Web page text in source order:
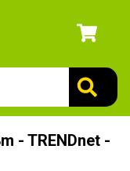
- TRENDnet -